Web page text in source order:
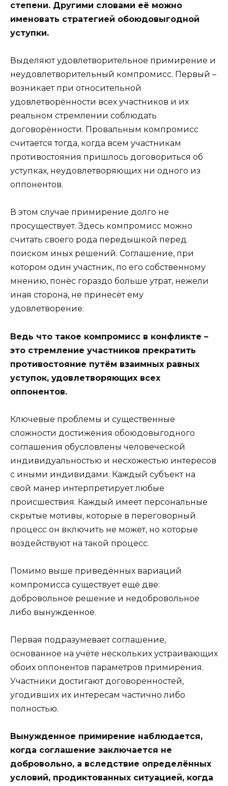
степени. Другими словами её можно
именовать стратегией обоюдовыгодной
уступки.
Выделяют удовлетворительное примирение и
неудовлетворительный компромисс. Первый –
возникает при относительной
удовлетворённости всех участников и их
реальном стремлении соблюдать
договорённости. Провальным компромисс
считается тогда, когда всем участникам
противостояния пришлось договориться об
уступках, неудовлетворяющих ни одного из
оппонентов.
В этом случае примирение долго не
просуществует. Здесь компромисс можно
считать своего рода передышкой перед
поиском иных решений. Соглашение, при
котором один участник, по его собственному
мнению, понёс гораздо больше утрат, нежели
иная сторона, не принесёт ему
удовлетворение.
Ведь что такое компромисс в конфликте –
это стремление участников прекратить
противостояние путём взаимных равных
уступок, удовлетворяющих всех
оппонентов.
Ключевые проблемы и существенные
сложности достижения обоюдовыгодного
соглашения обусловлены человеческой
индивидуальностью и несхожестью интересов
с иными индивидами. Каждый субъект на
свой манер интерпретирует любые
происшествия. Каждый имеет персональные
скрытые мотивы, которые в переговорный
процесс он включить не может, но которые
воздействуют на такой процесс.
Помимо выше приведённых вариаций
компромисса существует ещё две:
добровольное решение и недобровольное
либо вынужденное.
Первая подразумевает соглашение,
основанное на учёте нескольких устраивающих
обоих оппонентов параметров примирения.
Участники достигают договоренностей,
угодивших их интересам частично либо
полностью.
Вынужденное примирение наблюдается,
когда соглашение заключается не
добровольно, а вследствие определённых
условий, продиктованных ситуацией, когда